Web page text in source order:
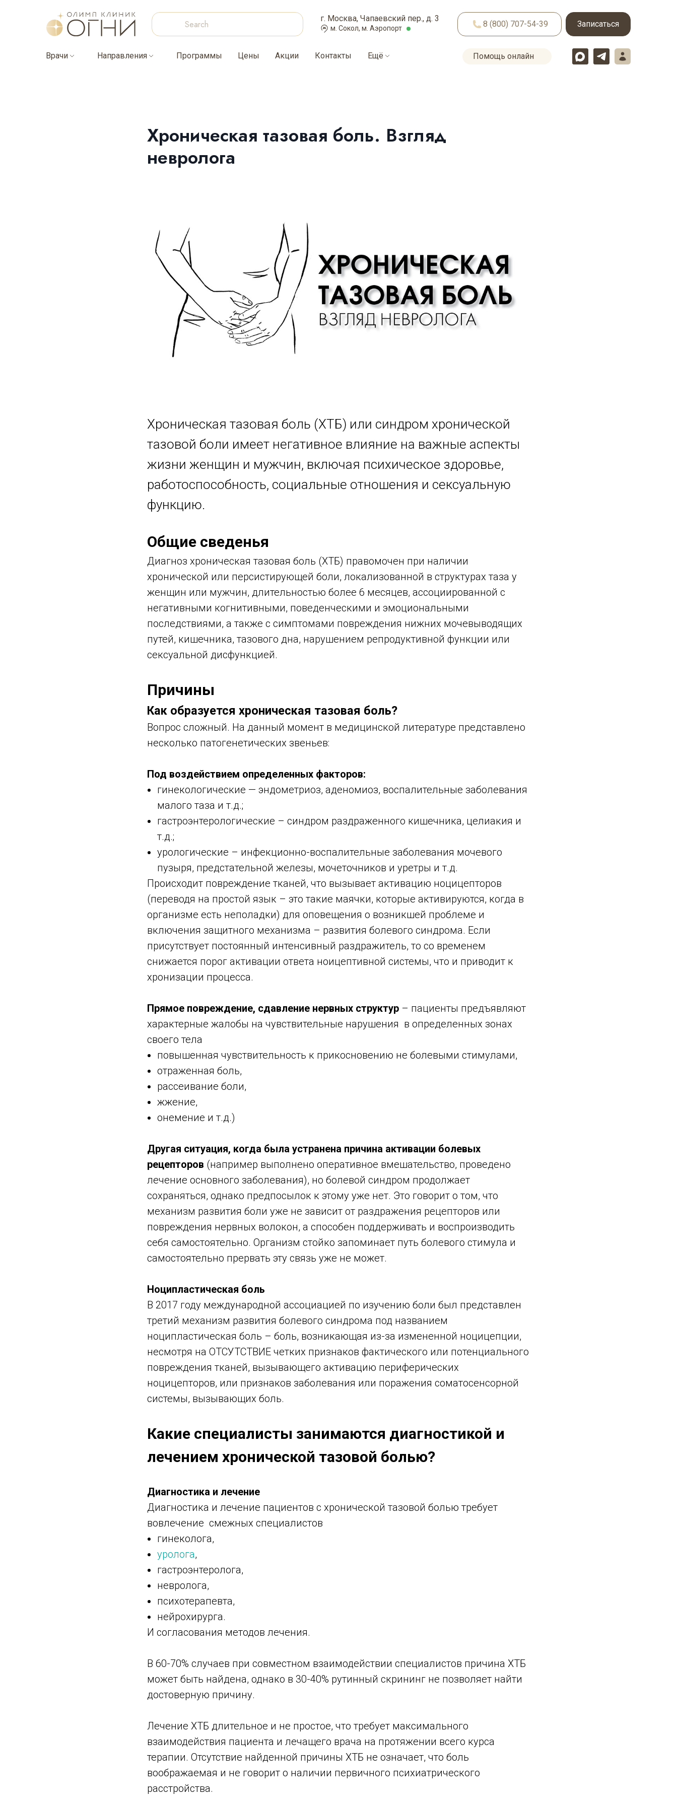
Записаться
8 (800) 707-54-39
Ещё
Контакты
Акции
Цены
Программы
Направления
Врачи Помощь онлайн
м. Сокол, м. Аэропорт
г. Москва, Чапаевский пер., д. 3
Хроническая тазовая боль. Взгляд
невролога
Хроническая тазовая боль (ХТБ) или синдром хронической
тазовой боли имеет негативное влияние на важные аспекты
жизни женщин и мужчин, включая психическое здоровье,
работоспособность, социальные отношения и сексуальную
функцию.
Общие сведенья
Диагноз хроническая тазовая боль (ХТБ) правомочен при наличии
хронической или персистирующей боли, локализованной в структурах таза у
женщин или мужчин, длительностью более 6 месяцев, ассоциированной с
негативными когнитивными, поведенческими и эмоциональными
последствиями, а также с симптомами повреждения нижних мочевыводящих
путей, кишечника, тазового дна, нарушением репродуктивной функции или
сексуальной дисфункцией.
Причины
Как образуется хроническая тазовая боль?
Вопрос сложный. На данный момент в медицинской литературе представлено
несколько патогенетических звеньев:
Под воздействием определенных факторов:
гинекологические — эндометриоз, аденомиоз, воспалительные заболевания
малого таза и т.д.;
гастроэнтерологические – синдром раздраженного кишечника, целиакия и
т.д.;
урологические – инфекционно-воспалительные заболевания мочевого
пузыря, предстательной железы, мочеточников и уретры и т.д.
Происходит повреждение тканей, что вызывает активацию ноцицепторов
(переводя на простой язык – это такие маячки, которые активируются, когда в
организме есть неполадки) для оповещения о возникшей проблеме и
включения защитного механизма – развития болевого синдрома. Если
присутствует постоянный интенсивный раздражитель, то со временем
снижается порог активации ответа ноицептивной системы, что и приводит к
хронизации процесса.
Прямое повреждение, сдавление нервных структур – пациенты предъявляют
характерные жалобы на чувствительные нарушения в определенных зонах
своего тела
повышенная чувствительность к прикосновению не болевыми стимулами,
отраженная боль,
рассеивание боли,
жжение,
онемение и т.д.)
Другая ситуация, когда была устранена причина активации болевых
рецепторов (например выполнено оперативное вмешательство, проведено
лечение основного заболевания), но болевой синдром продолжает
сохраняться, однако предпосылок к этому уже нет. Это говорит о том, что
механизм развития боли уже не зависит от раздражения рецепторов или
повреждения нервных волокон, а способен поддерживать и воспроизводить
себя самостоятельно. Организм стойко запоминает путь болевого стимула и
самостоятельно прервать эту связь уже не может.
Ноципластическая боль
В 2017 году международной ассоциацией по изучению боли был представлен
третий механизм развития болевого синдрома под названием
ноципластическая боль – боль, возникающая из-за измененной ноцицепции,
несмотря на ОТСУТСТВИЕ четких признаков фактического или потенциального
повреждения тканей, вызывающего активацию периферических
ноцицепторов, или признаков заболевания или поражения соматосенсорной
системы, вызывающих боль.
Какие специалисты занимаются диагностикой и
лечением хронической тазовой болью?
Диагностика и лечение
Диагностика и лечение пациентов с хронической тазовой болью требует
вовлечение смежных специалистов
гинеколога,
уролога,
гастроэнтеролога,
невролога,
психотерапевта,
нейрохирурга.
И согласования методов лечения.
В 60-70% случаев при совместном взаимодействии специалистов причина ХТБ
может быть найдена, однако в 30-40% рутинный скрининг не позволяет найти
достоверную причину.
Лечение ХТБ длительное и не простое, что требует максимального
взаимодействия пациента и лечащего врача на протяжении всего курса
терапии. Отсутствие найденной причины ХТБ не означает, что боль
воображаемая и не говорит о наличии первичного психиатрического
расстройства.